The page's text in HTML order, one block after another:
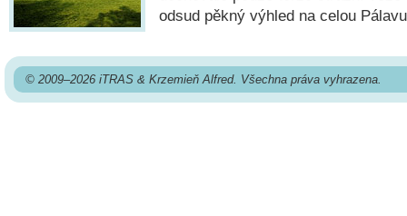
odsud pěkný výhled na celou
© 2009–2026 iTRAS & Krzemieň Alfred. Všechna práva vyhrazena.